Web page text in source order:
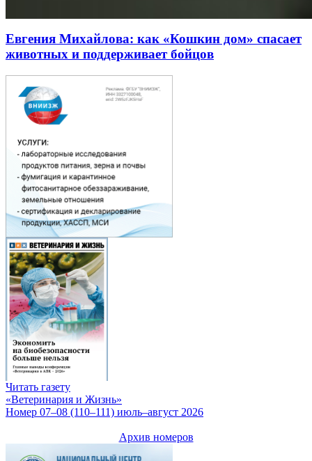
Евгения Михайлова: как «Кошкин дом» спасает
животных и поддерживает бойцов
Читать газету
«Ветеринария и Жизнь»
Номер 07–08 (110–111) июль–август 2026
Архив номеров